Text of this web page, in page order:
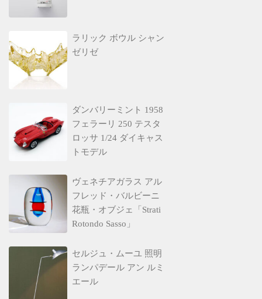
ラリック ボウル シャン
ゼリゼ
ダンバリーミント 1958
フェラーリ 250 テスタ
ロッサ 1/24 ダイキャス
トモデル
ヴェネチアガラス アル
フレッド・バルビーニ
花瓶・オブジェ「Strati
Rotondo Sasso」
セルジュ・ムーユ 照明
ランパデール アン ルミ
エール